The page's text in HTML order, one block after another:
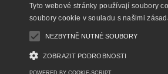
Tyto webové stránky používají soubory
soubory cookie v souladu s našimi
NEZBYTNĚ NUTNÉ SOUBORY
ZOBRAZIT PODROBNOSTI
POWERED BY COOKIE-SCRIPT